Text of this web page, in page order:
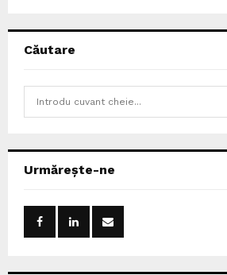
Căutare
h
Urmărește-ne